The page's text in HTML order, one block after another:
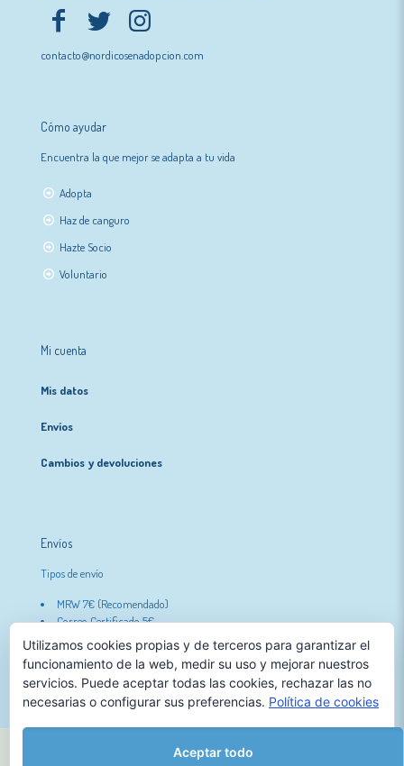
contacto@nordicosenadopcion.com
Cómo ayudar
Encuentra la que mejor se adapta a tu vida
Adopta
Haz de canguro
Hazte Socio
Voluntario
Mi cuenta
Mis datos
Envíos
Cambios y devoluciones
Envíos
Tipos de envío
MRW 7€ (Recomendado)
Correo Certificado 5€
Gratis con pedidos superiores a 50€.
Utilizamos cookies propias y de terceros para garantizar el
funcionamiento de la web, medir su uso y mejorar nuestros
servicios. Puede aceptar todas las cookies, rechazar las no
necesarias o configurar sus preferencias. Política de cookies
Aceptar todo